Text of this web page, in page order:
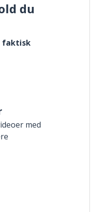
du
faktisk
med